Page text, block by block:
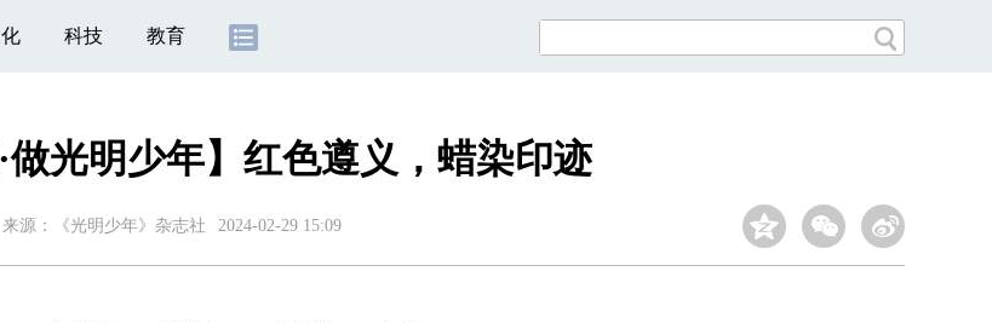
科技 教育
做光明少年】红色遵义，蜡染印迹
来源：《光明少年》杂志社 2024-02-29 15:09